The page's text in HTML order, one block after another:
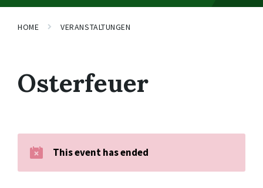
HOME VERANSTALTUNGEN
Osterfeuer
This event has ended